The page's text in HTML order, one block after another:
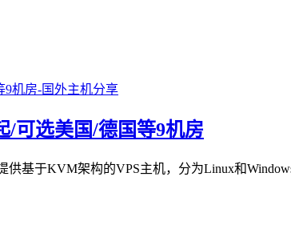
/可选美国/德国等9机房
供基于KVM架构的VPS主机，分为Linux和